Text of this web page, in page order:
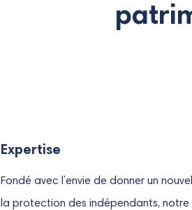
Expertise
Fondé avec l’envie de donner un
la protection des indépendants, notre